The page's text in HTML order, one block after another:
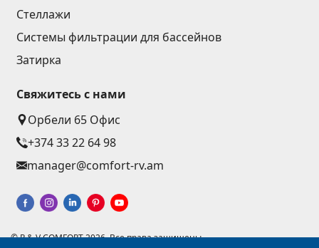
Стеллажи
Системы фильтрации для бассейнов
Затирка
Свяжитесь с нами
Орбели 65 Офис
+374 33 22 64 98
manager@comfort-rv.am
© R & V COMFORT 2026. Все права защищены